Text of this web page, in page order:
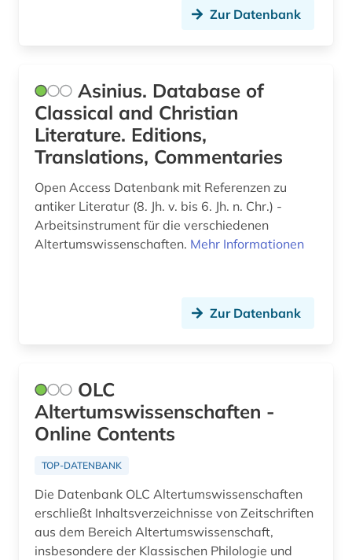
Zur Datenbank
Asinius. Database of
Classical and Christian
Literature. Editions,
Translations, Commentaries
Open Access Datenbank mit Referenzen zu
antiker Literatur (8. Jh. v. bis 6. Jh. n. Chr.) -
Arbeitsinstrument für die verschiedenen
Altertumswissenschaften. Mehr Informationen
Zur Datenbank
OLC
Altertumswissenschaften -
Online Contents
TOP-DATENBANK
Die Datenbank OLC Altertumswissenschaften
erschließt Inhaltsverzeichnisse von Zeitschriften
aus dem Bereich Altertumswissenschaft,
insbesondere der Klassischen Philologie und